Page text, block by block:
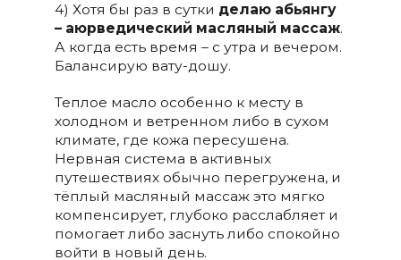
4) Хотя бы раз в сутки делаю абьянгу
– аюрведический масляный массаж.
А когда есть время – с утра и вечером.
Балансирую вату-дошу.
Теплое масло особенно к месту в
холодном и ветренном либо в сухом
климате, где кожа пересушена.
Нервная система в активных
путешествиях обычно перегружена, и
тёплый масляный массаж это мягко
компенсирует, глубоко расслабляет и
помогает либо заснуть либо спокойно
войти в новый день.